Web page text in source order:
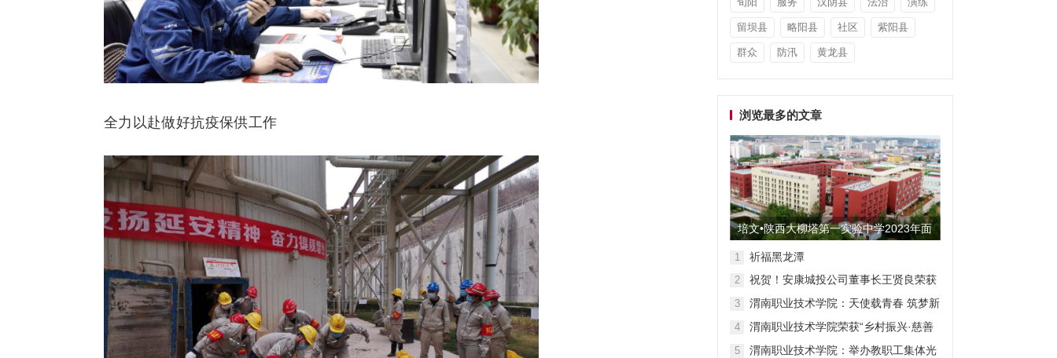
全力以赴做好抗疫保供工作
留坝县 略阳县 社区 紫阳县
群众 防汛 黄龙县
浏览最多的文章
培文•陕西大柳塔第一实验中学2023年面
向全国招聘教师启事
1 祈福黑龙潭
2
祝贺！安康城投公司董事长王贤良荣获
3
渭南职业技术学院：天使载青春 筑梦新
4
渭南职业技术学院荣获“乡村振兴·慈善
5
渭南职业技术学院：举办教职工集体光